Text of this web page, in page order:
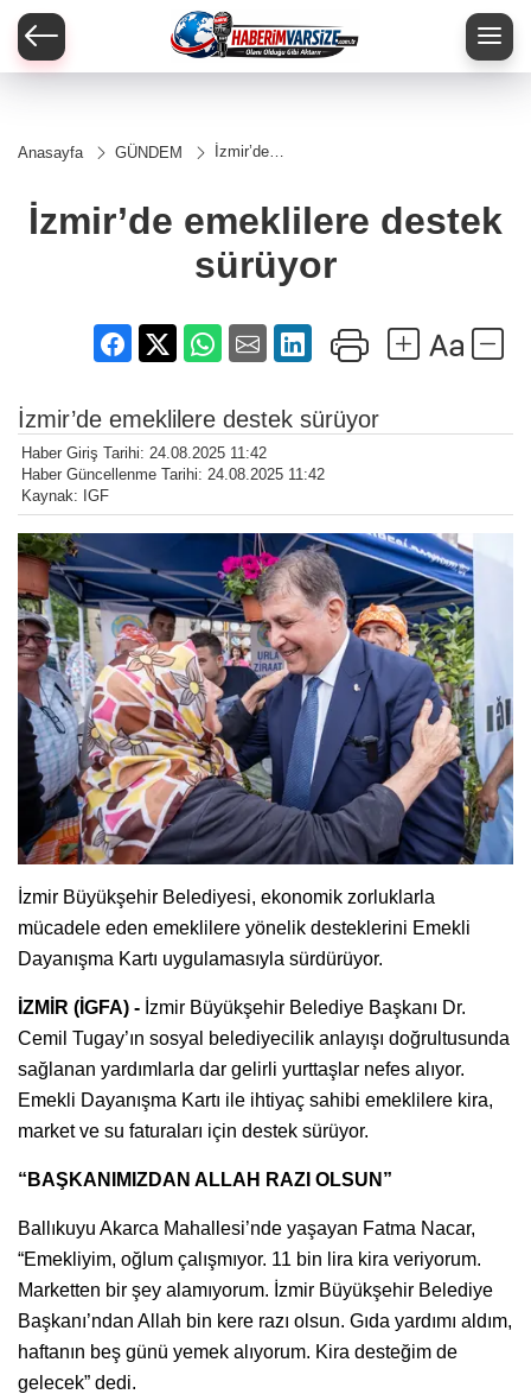
Anasayfa GÜNDEM
İzmir’de
sürüyor
İzmir’de emeklilere destek
sürüyor
İzmir’de emeklilere destek sürüyor
Haber Giriş Tarihi: 24.08.2025 11:42
Haber Güncellenme Tarihi: 24.08.2025 11:42
Kaynak: IGF
İzmir Büyükşehir Belediyesi, ekonomik zorluklarla
mücadele eden emeklilere yönelik desteklerini Emekli
Dayanışma Kartı uygulamasıyla sürdürüyor.
İZMİR (İGFA) - İzmir Büyükşehir Belediye Başkanı Dr.
Cemil Tugay’ın sosyal belediyecilik anlayışı doğrultusunda
sağlanan yardımlarla dar gelirli yurttaşlar nefes alıyor.
Emekli Dayanışma Kartı ile ihtiyaç sahibi emeklilere kira,
market ve su faturaları için destek sürüyor.
“BAŞKANIMIZDAN ALLAH RAZI OLSUN”
Ballıkuyu Akarca Mahallesi’nde yaşayan Fatma Nacar,
“Emekliyim, oğlum çalışmıyor. 11 bin lira kira veriyorum.
Marketten bir şey alamıyorum. İzmir Büyükşehir Belediye
Başkanı’ndan Allah bin kere razı olsun. Gıda yardımı aldım,
haftanın beş günü yemek alıyorum. Kira desteğim de
gelecek” dedi.